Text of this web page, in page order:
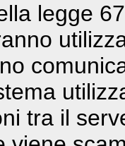
legge
tra il